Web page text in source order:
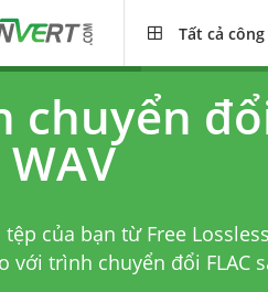
Tất cả công
chuyển
của bạn từ Free
với trình chuyển đổi FLAC